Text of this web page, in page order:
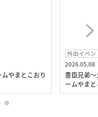
やまとこおり
外出イベン
2026.05.08
豊臣兄弟
ームやま